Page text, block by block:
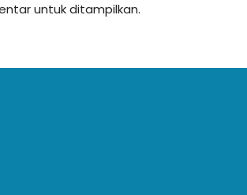
untuk ditampilkan.